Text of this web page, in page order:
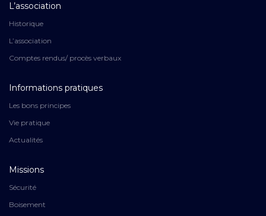
L’association
Historique
L’association
Comptes rendus/ procès verbaux
Informations pratiques
Les bons principes
Vie pratique
Actualités
Missions
Sécurité
Boisement